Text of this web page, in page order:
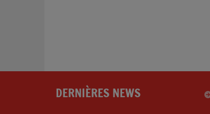
DERNIÈRES NEWS